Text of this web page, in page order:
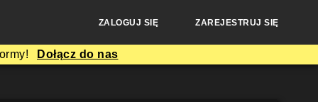
ZALOGUJ SIĘ ZAREJESTRUJ SIĘ
Dołącz do nas